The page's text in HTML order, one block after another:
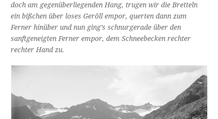
doch am gegenüberliegenden Hang, trugen wir die Bretteln
ein bißchen über loses Geröll empor, querten dann zum
Ferner hinüber und nun ging’s schnurgerade über den
sanftgeneigten Ferner empor, dem Schneebecken rechter
rechter Hand zu.